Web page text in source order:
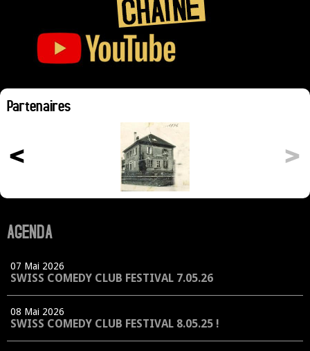
Partenaires
AGENDA
07 Mai 2026
SWISS COMEDY CLUB FESTIVAL 7.05.26
08 Mai 2026
SWISS COMEDY CLUB FESTIVAL 8.05.25 !